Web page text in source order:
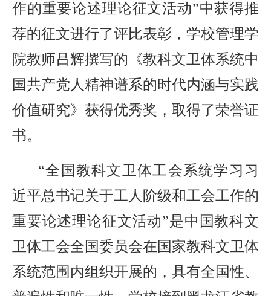
师教学创新 2026-07-25
· 教育部2026年“宏志助航计划”师资
培训 2026-07-24
· 凝心聚力绘蓝图 踔厉奋进启新程
—— 哈 2026-07-23
· 强化政治担当 锤炼过硬本领--哈尔
滨传媒 2026-07-23
作的重要论述理论征文活动”中获得推
荐的征文进行了评比表彰，学校管理学
院教师吕辉撰写的《教科文卫体系统中
国共产党人精神谱系的时代内涵与实践
价值研究》获得优秀奖，取得了荣誉证
书。
“全国教科文卫体工会系统学习习
近平总书记关于工人阶级和工会工作的
重要论述理论征文活动”是中国教科文
卫体工会全国委员会在国家教科文卫体
系统范围内组织开展的，具有全国性、